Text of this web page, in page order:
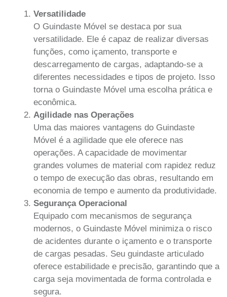
Versatilidade
O Guindaste Móvel se destaca por sua
versatilidade. Ele é capaz de realizar diversas
funções, como içamento, transporte e
descarregamento de cargas, adaptando-se a
diferentes necessidades e tipos de projeto. Isso
torna o Guindaste Móvel uma escolha prática e
econômica.
Agilidade nas Operações
Uma das maiores vantagens do Guindaste
Móvel é a agilidade que ele oferece nas
operações. A capacidade de movimentar
grandes volumes de material com rapidez reduz
o tempo de execução das obras, resultando em
economia de tempo e aumento da produtividade.
Segurança Operacional
Equipado com mecanismos de segurança
modernos, o Guindaste Móvel minimiza o risco
de acidentes durante o içamento e o transporte
de cargas pesadas. Seu guindaste articulado
oferece estabilidade e precisão, garantindo que a
carga seja movimentada de forma controlada e
segura.